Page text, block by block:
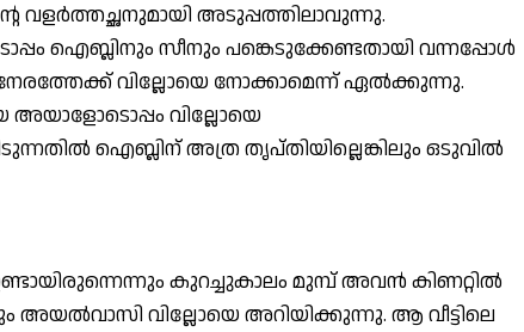
വളര്‍ത്തച്ഛനുമായി അടുപ്പത്തിലാവുന്നു.
ഐബ്ലിനും സീനും പങ്കെടുക്കേണ്ടതായി വന്നപ്പോള്‍
വില്ലോയെ നോക്കാമെന്ന് ഏല്‍ക്കുന്നു.
വില്ലോയെ
ഐബ്ലിന് അത്ര തൃപ്തിയില്ലെങ്കിലും ഒടുവില്‍
കുറച്ചുകാലം മുമ്പ് അവന്‍ കിണറ്റില്‍
അയല്‍വാസി വില്ലോയെ അറിയിക്കുന്നു. ആ വീട്ടിലെ